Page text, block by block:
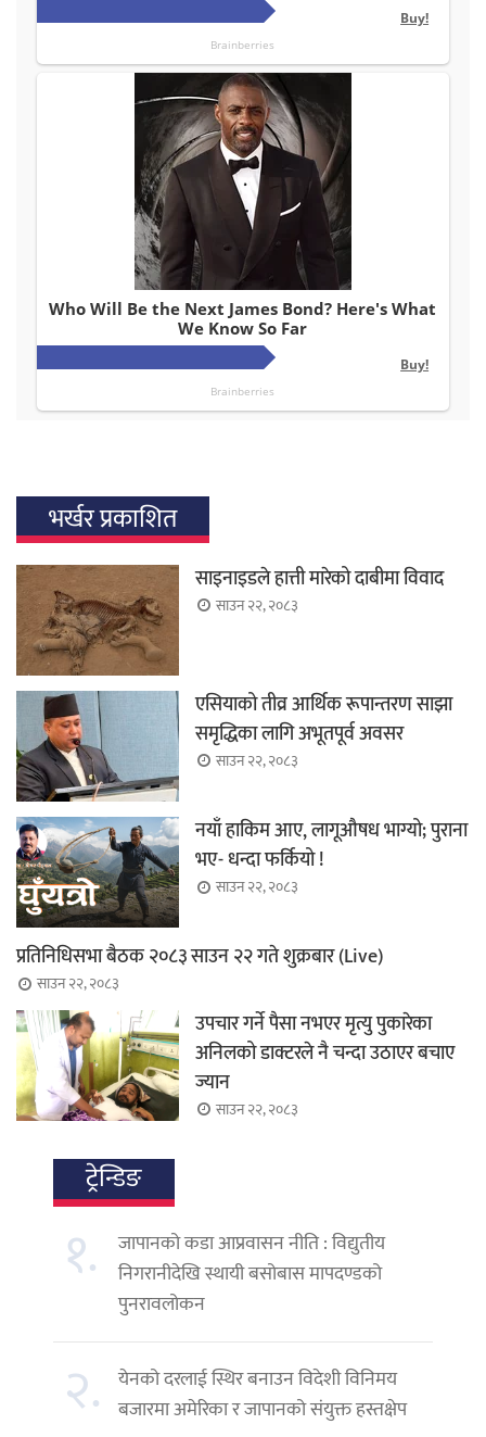
भर्खर प्रकाशित
साइनाइडले हात्ती मारेको दाबीमा विवाद
साउन २२, २०८३
एसियाको तीव्र आर्थिक रूपान्तरण साझा
समृद्धिका लागि अभूतपूर्व अवसर
साउन २२, २०८३
नयाँ हाकिम आए, लागूऔषध भाग्यो; पुराना
भए- धन्दा फर्कियो !
साउन २२, २०८३
प्रतिनिधिसभा बैठक २०८३ साउन २२ गते शुक्रबार (Live)
साउन २२, २०८३
उपचार गर्ने पैसा नभएर मृत्यु पुकारेका
अनिलको डाक्टरले नै चन्दा उठाएर बचाए
ज्यान
साउन २२, २०८३
ट्रेन्डिङ
१.
जापानको कडा आप्रवासन नीति : विद्युतीय
निगरानीदेखि स्थायी बसोबास मापदण्डको
पुनरावलोकन
२. येनको दरलाई स्थिर बनाउन विदेशी विनिमय
बजारमा अमेरिका र जापानको संयुक्त हस्तक्षेप